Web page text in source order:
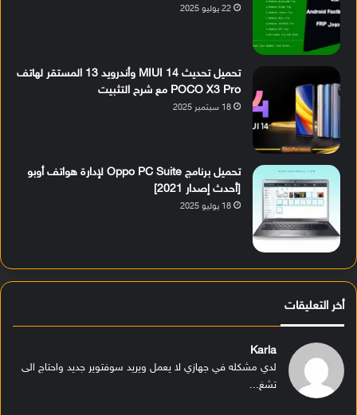
22 يوليو 2025
تحميل تحديث MIUI 14 وأندرويد 13 المستقر لهاتف
POCO X3 Pro مع شرح التثبيت
18 سبتمبر 2025
تحميل برنامج Oppo PC Suite لإدارة هواتف أوبو
[أحدث إصدار 2021]
18 يوليو 2025
أخر التعليقات
Karla
لدي مشكله في جهازي لا يعمل ويريد سوفتوير جديد واحتاج الى
تشغ...